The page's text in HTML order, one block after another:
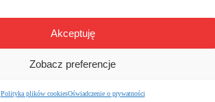
Akceptuję
Zobacz preferencje
Polityka plików cookiesOświadczenie o prywatności